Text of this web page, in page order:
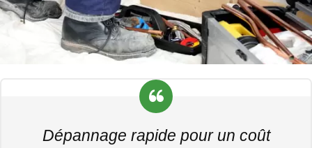
Dépannage rapide pour un coût